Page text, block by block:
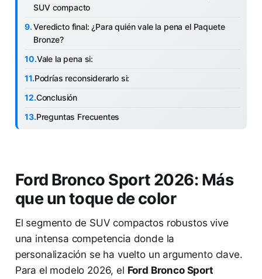
SUV compacto
Veredicto final: ¿Para quién vale la pena el Paquete
Bronze?
Vale la pena si:
Podrías reconsiderarlo si:
Conclusión
Preguntas Frecuentes
Ford Bronco Sport 2026: Más
que un toque de color
El segmento de SUV compactos robustos vive
una intensa competencia donde la
personalización se ha vuelto un argumento clave.
Para el modelo 2026, el Ford Bronco Sport